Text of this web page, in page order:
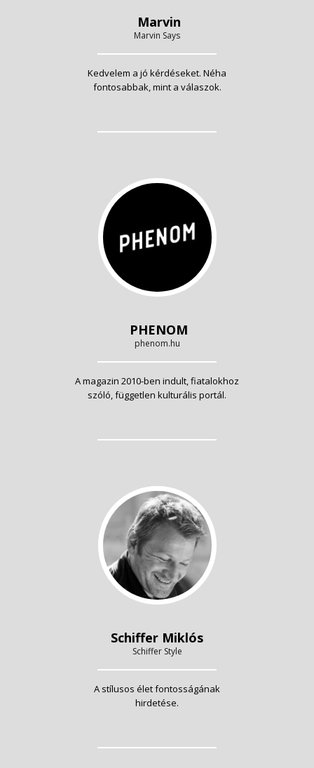
Marvin
Marvin Says
Kedvelem a jó kérdéseket. Néha
fontosabbak, mint a válaszok.
PHENOM
phenom.hu
A magazin 2010-ben indult, fiatalokhoz
szóló, független kulturális portál.
Schiffer Miklós
Schiffer Style
A stílusos élet fontosságának
hirdetése.